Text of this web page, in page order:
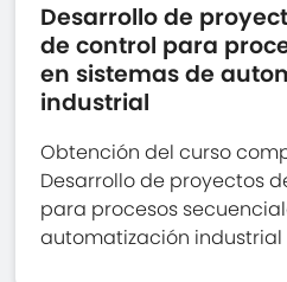
Desarrollo de
de control para
en sistemas de
industrial
Obtención del curso
Desarrollo de proyectos
para procesos
automatización industrial